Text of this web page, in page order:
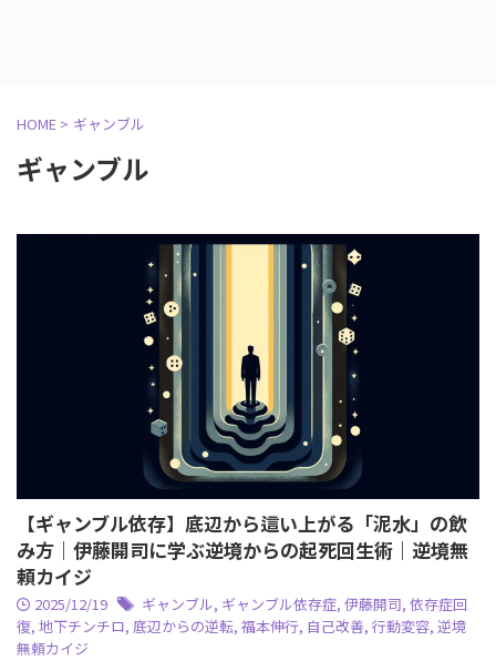
HOME > ギャンブル
ギャンブル
【ギャンブル依存】底辺から這い上がる「泥水」の飲
み方｜伊藤開司に学ぶ逆境からの起死回生術｜逆境無
頼カイジ
2025/12/19 ギャンブル, ギャンブル依存症, 伊藤開司, 依存症回
復, 地下チンチロ, 底辺からの逆転, 福本伸行, 自己改善, 行動変容, 逆境
無頼カイジ